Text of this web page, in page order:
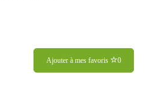
Ajouter à mes favoris 0